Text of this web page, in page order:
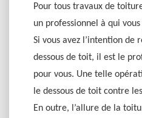
Pour tous travaux de
un professionnel à qui
Si vous avez l’intention de
dessous de toit, il est le
pour vous. Une telle
le dessous de toit contre
En outre, l’allure de la